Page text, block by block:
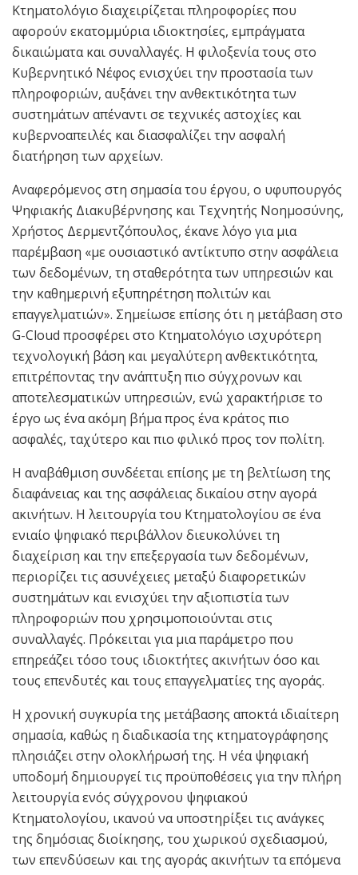
Κτηματολόγιο διαχειρίζεται πληροφορίες που
αφορούν εκατομμύρια ιδιοκτησίες, εμπράγματα
δικαιώματα και συναλλαγές. Η φιλοξενία τους στο
Κυβερνητικό Νέφος ενισχύει την προστασία των
πληροφοριών, αυξάνει την ανθεκτικότητα των
συστημάτων απέναντι σε τεχνικές αστοχίες και
κυβερνοαπειλές και διασφαλίζει την ασφαλή
διατήρηση των αρχείων.
Αναφερόμενος στη σημασία του έργου, ο υφυπουργός
Ψηφιακής Διακυβέρνησης και Τεχνητής Νοημοσύνης,
Χρήστος Δερμεντζόπουλος, έκανε λόγο για μια
παρέμβαση «με ουσιαστικό αντίκτυπο στην ασφάλεια
των δεδομένων, τη σταθερότητα των υπηρεσιών και
την καθημερινή εξυπηρέτηση πολιτών και
επαγγελματιών». Σημείωσε επίσης ότι η μετάβαση στο
G-Cloud προσφέρει στο Κτηματολόγιο ισχυρότερη
τεχνολογική βάση και μεγαλύτερη ανθεκτικότητα,
επιτρέποντας την ανάπτυξη πιο σύγχρονων και
αποτελεσματικών υπηρεσιών, ενώ χαρακτήρισε το
έργο ως ένα ακόμη βήμα προς ένα κράτος πιο
ασφαλές, ταχύτερο και πιο φιλικό προς τον πολίτη.
Η αναβάθμιση συνδέεται επίσης με τη βελτίωση της
διαφάνειας και της ασφάλειας δικαίου στην αγορά
ακινήτων. Η λειτουργία του Κτηματολογίου σε ένα
ενιαίο ψηφιακό περιβάλλον διευκολύνει τη
διαχείριση και την επεξεργασία των δεδομένων,
περιορίζει τις ασυνέχειες μεταξύ διαφορετικών
συστημάτων και ενισχύει την αξιοπιστία των
πληροφοριών που χρησιμοποιούνται στις
συναλλαγές. Πρόκειται για μια παράμετρο που
επηρεάζει τόσο τους ιδιοκτήτες ακινήτων όσο και
τους επενδυτές και τους επαγγελματίες της αγοράς.
Η χρονική συγκυρία της μετάβασης αποκτά ιδιαίτερη
σημασία, καθώς η διαδικασία της κτηματογράφησης
πλησιάζει στην ολοκλήρωσή της. Η νέα ψηφιακή
υποδομή δημιουργεί τις προϋποθέσεις για την πλήρη
λειτουργία ενός σύγχρονου ψηφιακού
Κτηματολογίου, ικανού να υποστηρίξει τις ανάγκες
της δημόσιας διοίκησης, του χωρικού σχεδιασμού,
των επενδύσεων και της αγοράς ακινήτων τα επόμενα